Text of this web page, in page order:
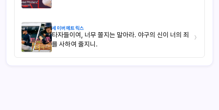
세이버메트릭스
타자들이여, 너무 쫄지는 말아라. 야구의 신이 너의 죄
를 사하여 줄지니.
›